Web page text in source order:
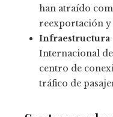
han atraído
reexportación
Infraestructura
Internacional
centro de
tráfico de